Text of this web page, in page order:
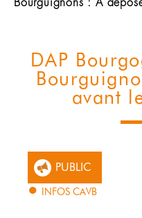
DAP
avant
PUBLIC
INFOS CAVB